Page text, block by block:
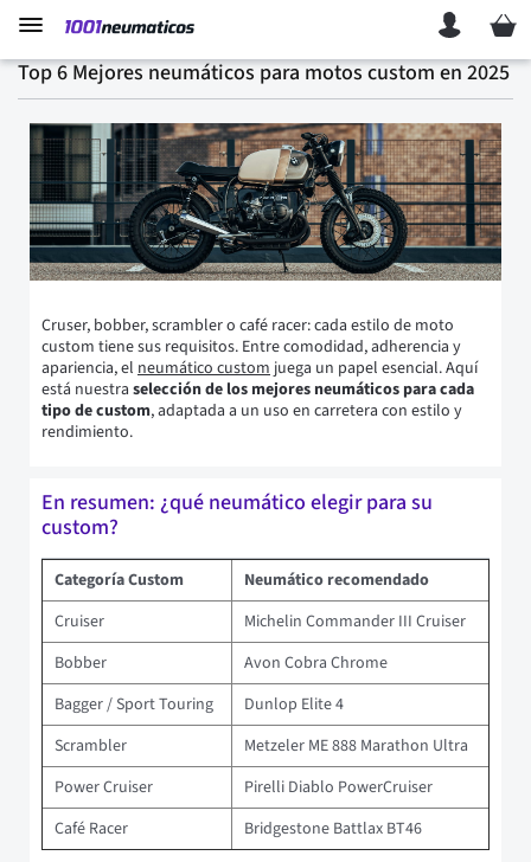
Mi
Top 6 Mejores neumáticos para motos custom en 2025
Cruser, bobber, scrambler o café racer: cada estilo de moto
custom tiene sus requisitos. Entre comodidad, adherencia y
apariencia, el neumático custom juega un papel esencial. Aquí
está nuestra selección de los mejores neumáticos para cada
tipo de custom, adaptada a un uso en carretera con estilo y
rendimiento.
En resumen: ¿qué neumático elegir para su
custom?
Categoría Custom
Neumático recomendado
Cruiser
Michelin Commander III Cruiser
Bobber
Avon Cobra Chrome
Bagger / Sport Touring
Dunlop Elite 4
Scrambler
Metzeler ME 888 Marathon Ultra
Power Cruiser
Pirelli Diablo PowerCruiser
Café Racer
Bridgestone Battlax BT46